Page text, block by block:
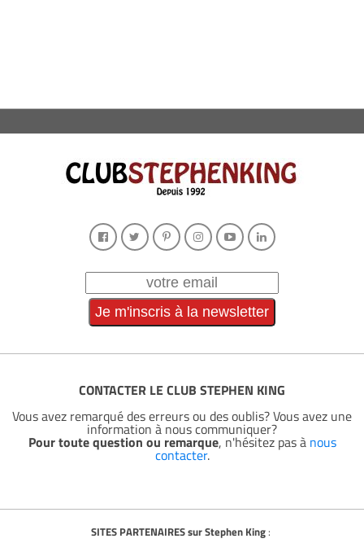
CONTACTER LE CLUB STEPHEN KING
Vous avez remarqué des erreurs ou des oublis? Vous avez une
information à nous communiquer?
Pour toute question ou remarque, n'hésitez pas à nous
contacter.
SITES PARTENAIRES sur Stephen King: